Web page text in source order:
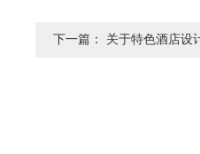
下一篇： 关于特色酒店设